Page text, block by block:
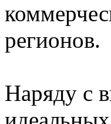
регионов.
Наряду с